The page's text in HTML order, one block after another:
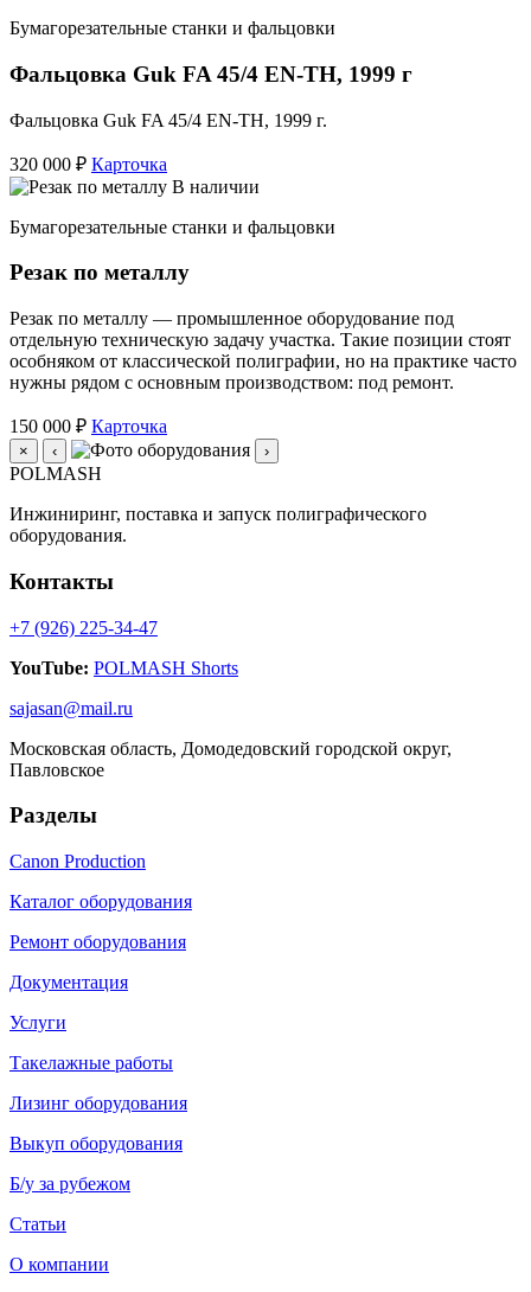
Бумагорезательные станки и фальцовки
Фальцовка Guk FA 45/4 EN-TH, 1999 г
Фальцовка Guk FA 45/4 EN-TH, 1999 г.
320 000 ₽ Карточка
В наличии
Бумагорезательные станки и фальцовки
Резак по металлу
Резак по металлу — промышленное оборудование под
отдельную техническую задачу участка. Такие позиции стоят
особняком от классической полиграфии, но на практике часто
нужны рядом с основным производством: под ремонт.
150 000 ₽ Карточка
× ‹ ›
POLMASH
Инжиниринг, поставка и запуск полиграфического
оборудования.
Контакты
+7 (926) 225-34-47
YouTube: POLMASH Shorts
sajasan@mail.ru
Московская область, Домодедовский городской округ,
Павловское
Разделы
Canon Production
Каталог оборудования
Ремонт оборудования
Документация
Услуги
Такелажные работы
Лизинг оборудования
Выкуп оборудования
Б/у за рубежом
Статьи
О компании